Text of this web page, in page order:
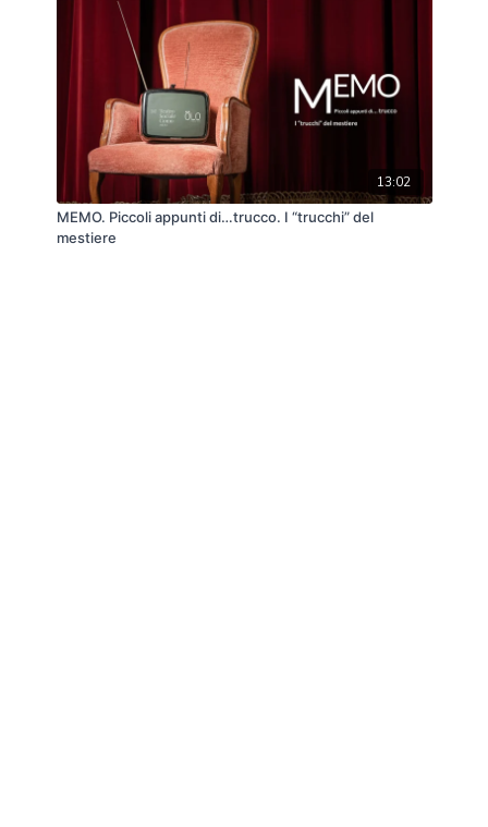
13:02
MEMO. Piccoli appunti di…trucco. I “trucchi” del
mestiere